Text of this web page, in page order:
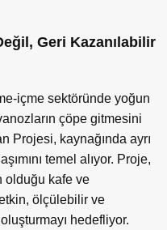
Geri Kazanılabilir
içme sektöründe yoğun
çöpe gitmesini
Projesi, kaynağında ayrı
temel alıyor. Proje,
olduğu kafe ve
ölçülebilir ve
hedefliyor.